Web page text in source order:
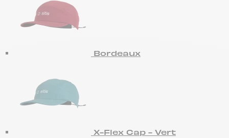
Bordeaux
X-Flex Cap - Vert